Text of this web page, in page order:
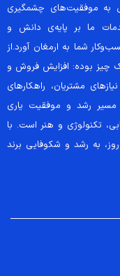
به موفقیت‌های چشمگیری
ما بر پایه‌ی دانش و
شما به ارمغان آورد.از
چیز بوده: افزایش فروش و
مشتریان، راهکارهای
مسیر رشد و موفقیت یاری
تکنولوژی و هنر است. با
به رشد و شکوفایی برند